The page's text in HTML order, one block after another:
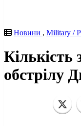
Новини , Military /
Кількість
обстрілу